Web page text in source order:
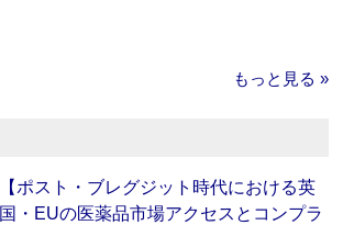
もっと見る »
【ポスト・ブレグジット時代における英
国・EUの医薬品市場アクセスとコンプラ